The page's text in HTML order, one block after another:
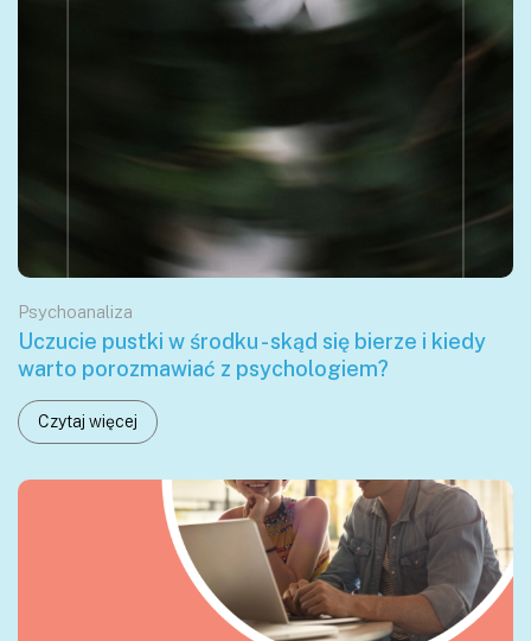
Psychoanaliza
Uczucie pustki w środku - skąd się bierze i kiedy
warto porozmawiać z psychologiem?
Czytaj więcej